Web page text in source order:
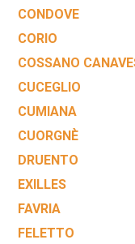
CONDOVE
CORIO
COSSANO
CUCEGLIO
CUMIANA
CUORGNÈ
DRUENTO
EXILLES
FAVRIA
FELETTO